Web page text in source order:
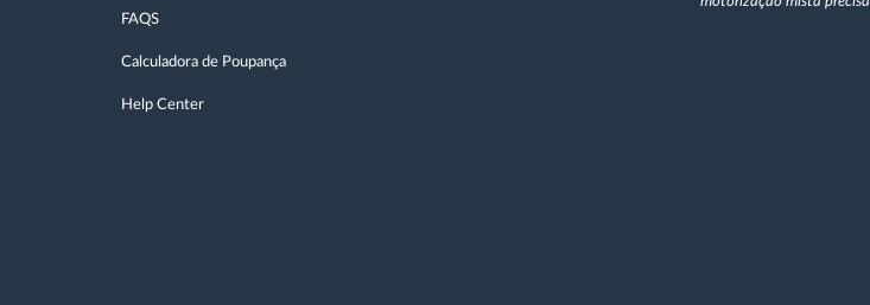
FAQS
Calculadora de Poupança
Help Center